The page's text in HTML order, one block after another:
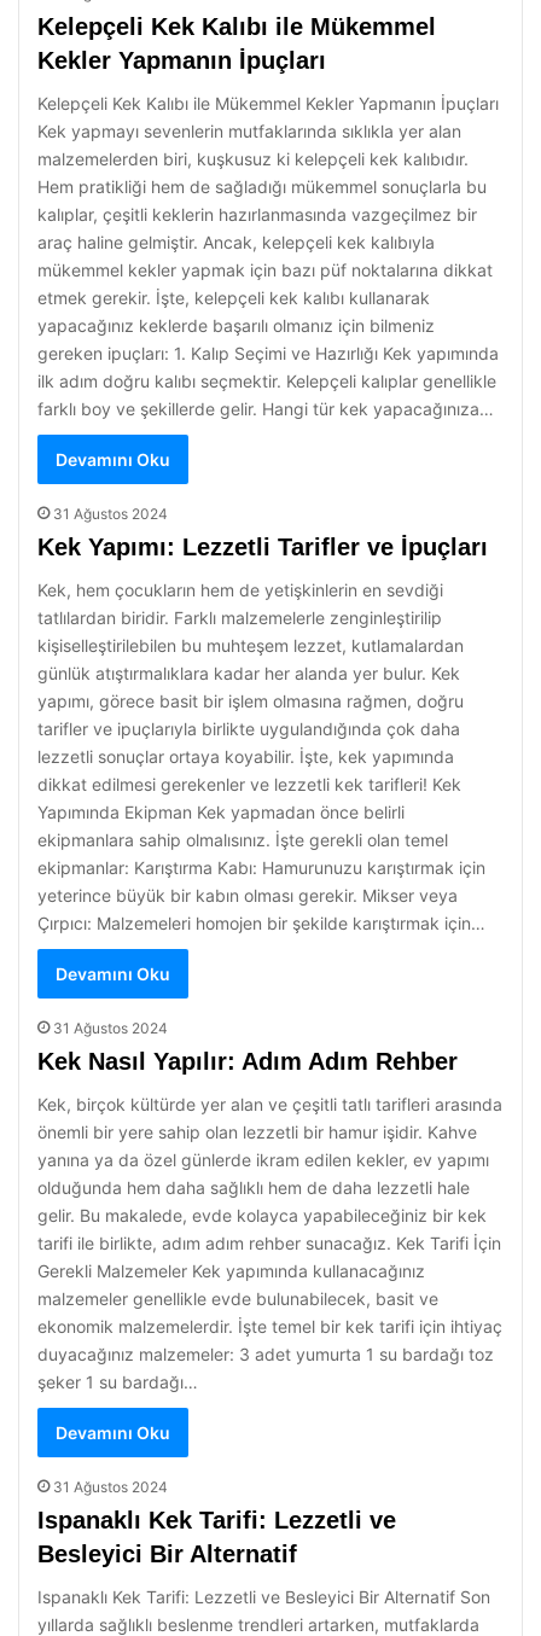
Kelepçeli Kek Kalıbı ile Mükemmel
Kekler Yapmanın İpuçları
Kelepçeli Kek Kalıbı ile Mükemmel Kekler Yapmanın İpuçları
Kek yapmayı sevenlerin mutfaklarında sıklıkla yer alan
malzemelerden biri, kuşkusuz ki kelepçeli kek kalıbıdır.
Hem pratikliği hem de sağladığı mükemmel sonuçlarla bu
kalıplar, çeşitli keklerin hazırlanmasında vazgeçilmez bir
araç haline gelmiştir. Ancak, kelepçeli kek kalıbıyla
mükemmel kekler yapmak için bazı püf noktalarına dikkat
etmek gerekir. İşte, kelepçeli kek kalıbı kullanarak
yapacağınız keklerde başarılı olmanız için bilmeniz
gereken ipuçları: 1. Kalıp Seçimi ve Hazırlığı Kek yapımında
ilk adım doğru kalıbı seçmektir. Kelepçeli kalıplar genellikle
farklı boy ve şekillerde gelir. Hangi tür kek yapacağınıza…
Devamını Oku
31 Ağustos 2024
Kek Yapımı: Lezzetli Tarifler ve İpuçları
Kek, hem çocukların hem de yetişkinlerin en sevdiği
tatlılardan biridir. Farklı malzemelerle zenginleştirilip
kişiselleştirilebilen bu muhteşem lezzet, kutlamalardan
günlük atıştırmalıklara kadar her alanda yer bulur. Kek
yapımı, görece basit bir işlem olmasına rağmen, doğru
tarifler ve ipuçlarıyla birlikte uygulandığında çok daha
lezzetli sonuçlar ortaya koyabilir. İşte, kek yapımında
dikkat edilmesi gerekenler ve lezzetli kek tarifleri! Kek
Yapımında Ekipman Kek yapmadan önce belirli
ekipmanlara sahip olmalısınız. İşte gerekli olan temel
ekipmanlar: Karıştırma Kabı: Hamurunuzu karıştırmak için
yeterince büyük bir kabın olması gerekir. Mikser veya
Çırpıcı: Malzemeleri homojen bir şekilde karıştırmak için…
Devamını Oku
31 Ağustos 2024
Kek Nasıl Yapılır: Adım Adım Rehber
Kek, birçok kültürde yer alan ve çeşitli tatlı tarifleri arasında
önemli bir yere sahip olan lezzetli bir hamur işidir. Kahve
yanına ya da özel günlerde ikram edilen kekler, ev yapımı
olduğunda hem daha sağlıklı hem de daha lezzetli hale
gelir. Bu makalede, evde kolayca yapabileceğiniz bir kek
tarifi ile birlikte, adım adım rehber sunacağız. Kek Tarifi İçin
Gerekli Malzemeler Kek yapımında kullanacağınız
malzemeler genellikle evde bulunabilecek, basit ve
ekonomik malzemelerdir. İşte temel bir kek tarifi için ihtiyaç
duyacağınız malzemeler: 3 adet yumurta 1 su bardağı toz
şeker 1 su bardağı…
Devamını Oku
31 Ağustos 2024
Ispanaklı Kek Tarifi: Lezzetli ve
Besleyici Bir Alternatif
Ispanaklı Kek Tarifi: Lezzetli ve Besleyici Bir Alternatif Son
yıllarda sağlıklı beslenme trendleri artarken, mutfaklarda